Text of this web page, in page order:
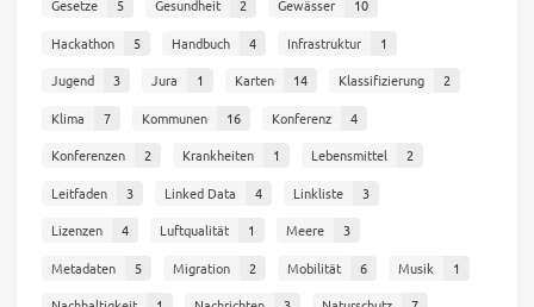
Gesetze
5 Gesundheit 2 Gewässer
10
Hackathon
5 Handbuch 4 Infrastruktur
1
Jugend
3 Jura 1 Karten 14 Klassifizierung
2
Klima
7 Kommunen 16 Konferenz
4
Konferenzen
2 Krankheiten 1 Lebensmittel
2
Leitfaden
3 Linked Data 4 Linkliste
3
Lizenzen
4 Luftqualität 1 Meere
3
Metadaten
5 Migration 2 Mobilität 6 Musik
1